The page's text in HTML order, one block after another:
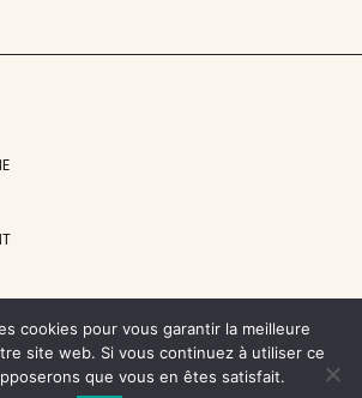
cookies pour vous garantir la meilleure
site web. Si vous continuez à utiliser ce
que vous en êtes satisfait.